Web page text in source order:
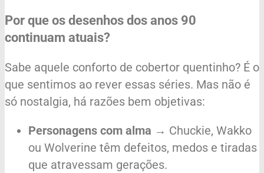
Por que os desenhos dos anos 90
continuam atuais?
Sabe aquele conforto de cobertor quentinho? É o
que sentimos ao rever essas séries. Mas não é
só nostalgia, há razões bem objetivas:
Personagens com alma → Chuckie, Wakko
ou Wolverine têm defeitos, medos e tiradas
que atravessam gerações.